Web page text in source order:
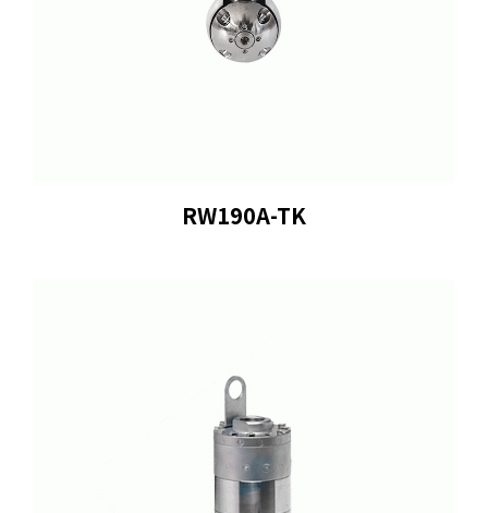
RW190A-TK